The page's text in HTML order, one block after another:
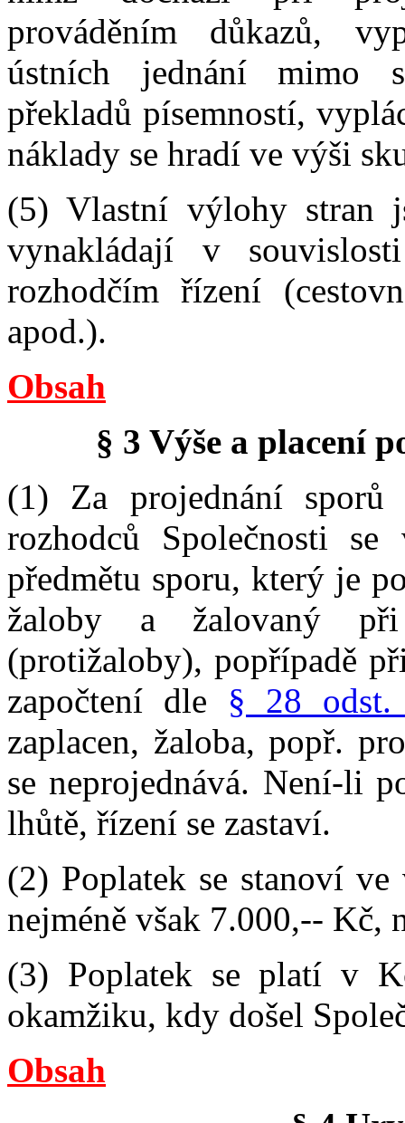
prováděním důkazů,
ústních jednání mimo
překladů písemností,
náklady se hradí ve výši
(5) Vlastní výlohy stran
vynakládají v
rozhodčím řízení
apod.).
Obsah
§ 3 Výše a placení
(1) Za projednání sporů
rozhodců Společnosti
předmětu sporu, který je
žaloby a žalovaný při
(protižaloby), popřípadě
započtení dle § 28 odst.
zaplacen, žaloba, popř.
se neprojednává. Není-li
lhůtě, řízení se zastaví.
(2) Poplatek se stanoví
nejméně však 7.000,-- Kč,
(3) Poplatek se platí v
okamžiku, kdy došel
Obsah